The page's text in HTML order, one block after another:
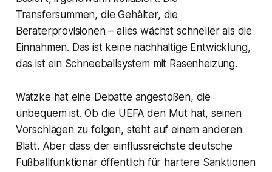
Transfersummen, die Gehälter, die
Beraterprovisionen – alles wächst schneller als die
Einnahmen. Das ist keine nachhaltige Entwicklung,
das ist ein Schneeballsystem mit Rasenheizung.
Watzke hat eine Debatte angestoßen, die
unbequem ist. Ob die UEFA den Mut hat, seinen
Vorschlägen zu folgen, steht auf einem anderen
Blatt. Aber dass der einflussreichste deutsche
Fußballfunktionär öffentlich für härtere Sanktionen